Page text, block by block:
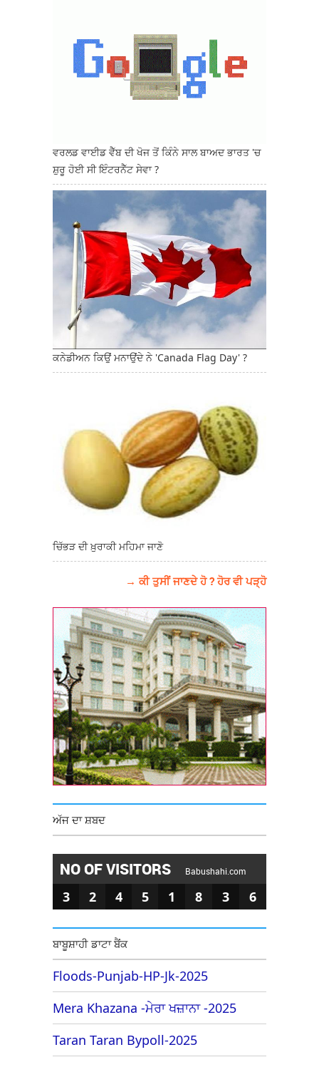
ਵਰਲਡ ਵਾਈਡ ਵੈੱਬ ਦੀ ਖੋਜ ਤੋਂ ਕਿੰਨੇ ਸਾਲ ਬਾਅਦ ਭਾਰਤ 'ਚ
ਸ਼ੁਰੂ ਹੋਈ ਸੀ ਇੰਟਰਨੈੱਟ ਸੇਵਾ ?
ਕਨੇਡੀਅਨ ਕਿਉਂ ਮਨਾਉਂਦੇ ਨੇ 'Canada Flag Day' ?
ਚਿੱਭੜ ਦੀ ਖ਼ੁਰਾਕੀ ਮਹਿਮਾ ਜਾਣੋ
→ ਕੀ ਤੁਸੀਂ ਜਾਣਦੇ ਹੋ ? ਹੋਰ ਵੀ ਪੜ੍ਹੋ
ਅੱਜ ਦਾ ਸ਼ਬਦ
NO OF VISITORS Babushahi.com
3 2 4 5 1 8 3 6
ਬਾਬੂਸ਼ਾਹੀ ਡਾਟਾ ਬੈਂਕ
Floods-Punjab-HP-Jk-2025
Mera Khazana -ਮੇਰਾ ਖਜ਼ਾਨਾ -2025
Taran Taran Bypoll-2025